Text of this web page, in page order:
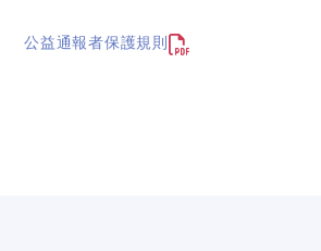
公益通報者保護規則